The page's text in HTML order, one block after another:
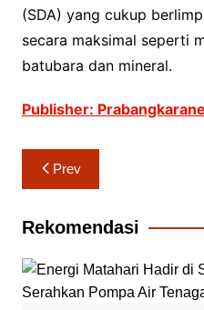
(SDA) yang cukup
secara maksimal seperti
batubara dan mineral.
Publisher:
Navigasi
pos
Prev
Rekomendasi